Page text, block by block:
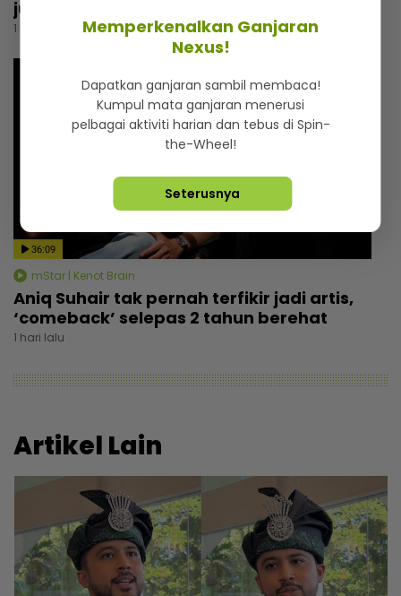
jumpa
1 hari lalu
36:09
mStar | Kenot Brain
Aniq Suhair tak pernah terfikir jadi artis,
‘comeback’ selepas 2 tahun berehat
1 hari lalu
Artikel Lain
Memperkenalkan Ganjaran
Nexus!
Dapatkan ganjaran sambil membaca!
Kumpul mata ganjaran menerusi
pelbagai aktiviti harian dan tebus di Spin-
the-Wheel!
Seterusnya